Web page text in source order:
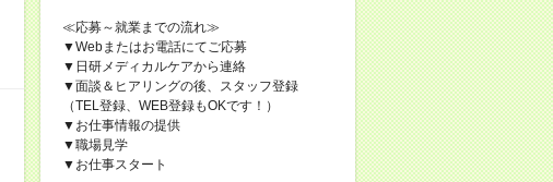
≪応募～就業までの流れ≫
▼Webまたはお電話にてご応募
▼日研メディカルケアから連絡
▼面談＆ヒアリングの後、スタッフ登録
（TEL登録、WEB登録もOKです！）
▼お仕事情報の提供
▼職場見学
▼お仕事スタート